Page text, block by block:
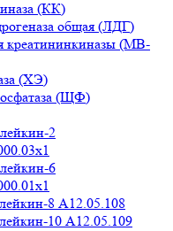
(КК)
общая (ЛДГ)
креатининкиназы (МВ-
(ХЭ)
(ЩФ)
2
6
8 A12.05.108
10 A12.05.109